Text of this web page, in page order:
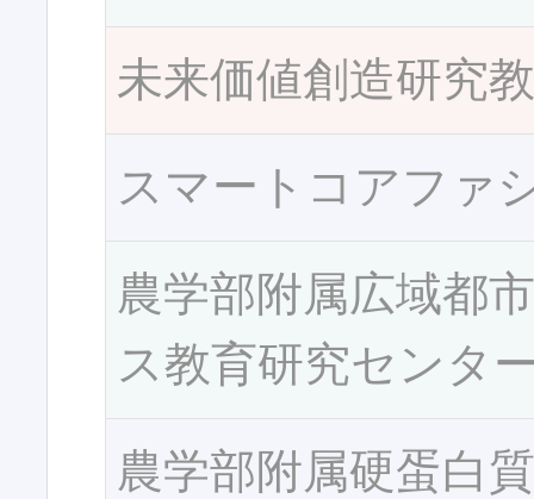
未来価値創造研究
スマートコアファ
農学部附属広域都
ス教育研究センタ
農学部附属硬蛋白